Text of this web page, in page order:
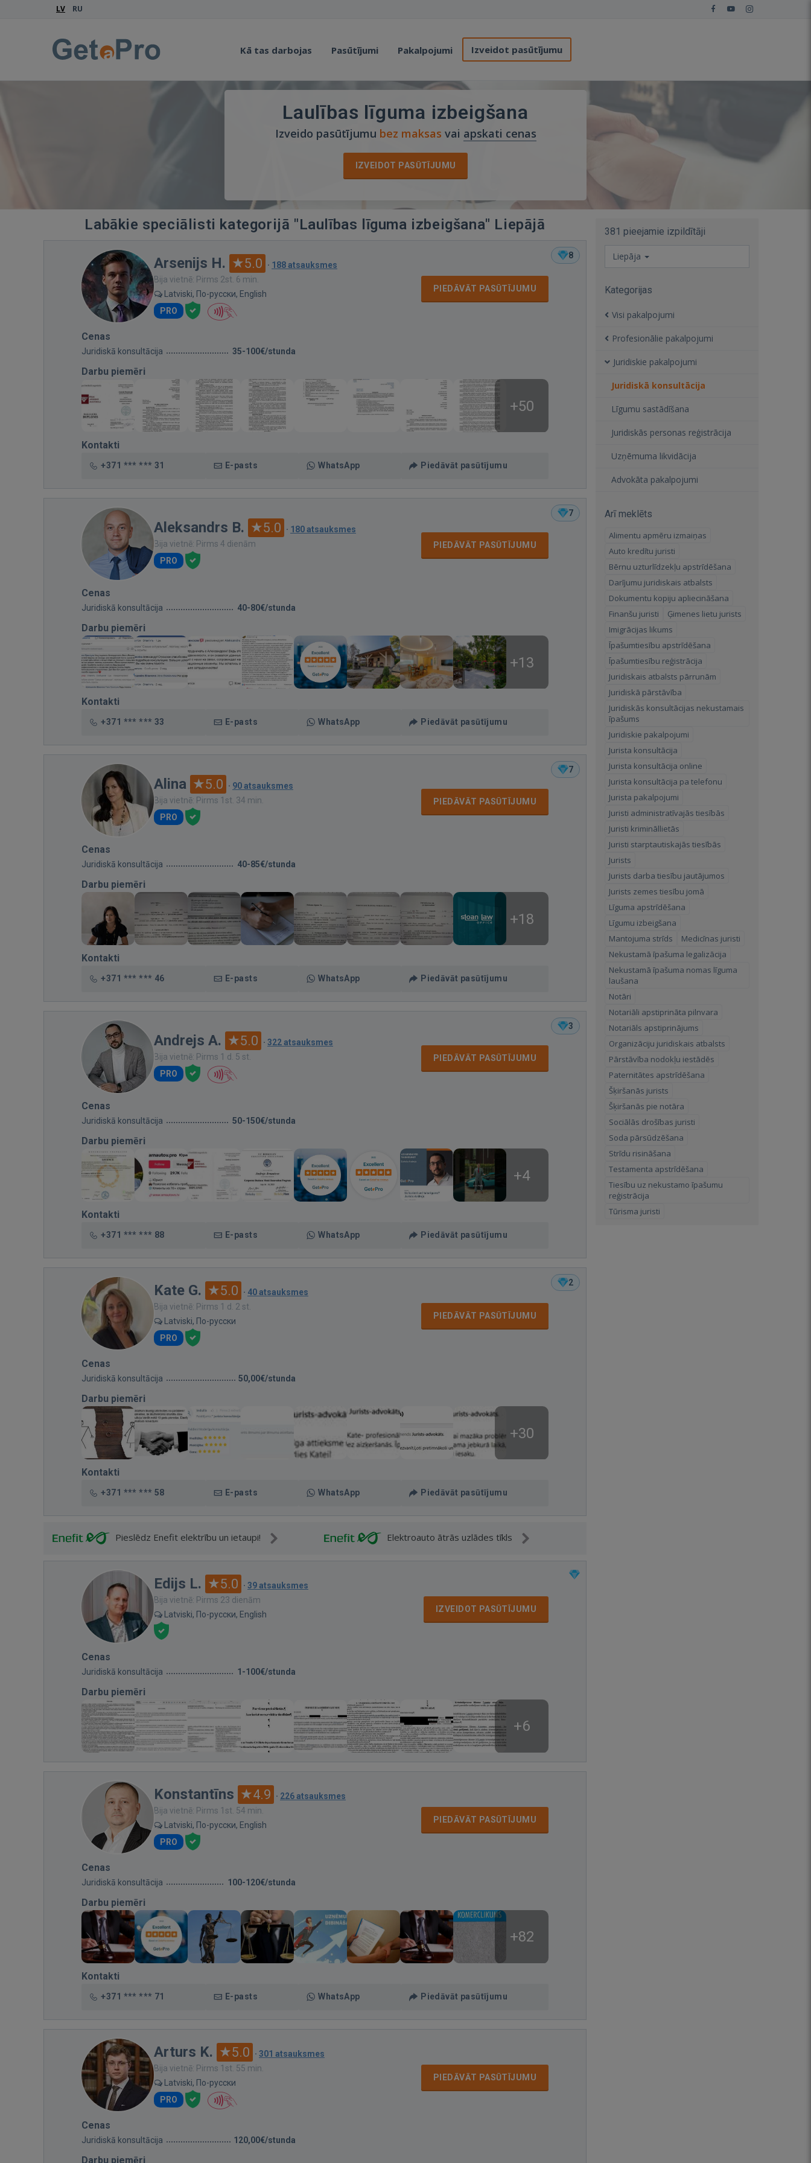
LV RU
Kā tas darbojas Pasūtījumi Pakalpojumi Izveidot pasūtījumu
Laulības līguma izbeigšana
Izveido pasūtījumu bez maksas vai apskati cenas
IZVEIDOT PASŪTĪJUMU
Labākie speciālisti kategorijā "Laulības līguma izbeigšana" Liepājā
8
Arsenijs H. 5.0 · 188 atsauksmes
Bija vietnē: Pirms 2st. 6 min.
Latviski, По-русски, English
PRO
PIEDĀVĀT PASŪTĪJUMU
Cenas
Juridiskā konsultācija 35-100€/stunda
Darbu piemēri
+50
Kontakti
+371 *** *** 31 E-pasts WhatsApp Piedāvāt pasūtījumu
7
Aleksandrs B. 5.0 · 180 atsauksmes
Bija vietnē: Pirms 4 dienām
PRO
PIEDĀVĀT PASŪTĪJUMU
Cenas
Juridiskā konsultācija 40-80€/stunda
Darbu piemēri
+13
Kontakti
+371 *** *** 33 E-pasts WhatsApp Piedāvāt pasūtījumu
7
Alina 5.0 · 90 atsauksmes
Bija vietnē: Pirms 1st. 34 min.
PRO
PIEDĀVĀT PASŪTĪJUMU
Cenas
Juridiskā konsultācija 40-85€/stunda
Darbu piemēri
+18
Kontakti
+371 *** *** 46 E-pasts WhatsApp Piedāvāt pasūtījumu
3
Andrejs A. 5.0 · 322 atsauksmes
Bija vietnē: Pirms 1 d. 5 st.
PRO
PIEDĀVĀT PASŪTĪJUMU
Cenas
Juridiskā konsultācija 50-150€/stunda
Darbu piemēri
+4
Kontakti
+371 *** *** 88 E-pasts WhatsApp Piedāvāt pasūtījumu
2
Kate G. 5.0 · 40 atsauksmes
Bija vietnē: Pirms 1 d. 2 st.
Latviski, По-русски
PRO
PIEDĀVĀT PASŪTĪJUMU
Cenas
Juridiskā konsultācija 50,00€/stunda
Darbu piemēri
+30
Kontakti
+371 *** *** 58 E-pasts WhatsApp Piedāvāt pasūtījumu
Pieslēdz Enefit elektrību un ietaupi! Elektroauto ātrās uzlādes tīkls
Edijs L. 5.0 · 39 atsauksmes
Bija vietnē: Pirms 23 dienām
Latviski, По-русски, English
IZVEIDOT PASŪTĪJUMU
Cenas
Juridiskā konsultācija 1-100€/stunda
Darbu piemēri
+6
Konstantīns 4.9 · 226 atsauksmes
Bija vietnē: Pirms 1st. 54 min.
Latviski, По-русски, English
PRO
PIEDĀVĀT PASŪTĪJUMU
Cenas
Juridiskā konsultācija 100-120€/stunda
Darbu piemēri
+82
Kontakti
+371 *** *** 71 E-pasts WhatsApp Piedāvāt pasūtījumu
Arturs K. 5.0 · 301 atsauksmes
Bija vietnē: Pirms 1st. 55 min.
Latviski, По-русски
PRO
PIEDĀVĀT PASŪTĪJUMU
Cenas
Juridiskā konsultācija 120,00€/stunda
Darbu piemēri
381 pieejamie izpildītāji
Liepāja
Kategorijas
Visi pakalpojumi
Profesionālie pakalpojumi
Juridiskie pakalpojumi
Juridiskā konsultācija
Līgumu sastādīšana
Juridiskās personas reģistrācija
Uzņēmuma likvidācija
Advokāta pakalpojumi
Arī meklēts
Alimentu apmēru izmaiņas
Auto kredītu juristi
Bērnu uzturlīdzekļu apstrīdēšana
Darījumu juridiskais atbalsts
Dokumentu kopiju apliecināšana
Finanšu juristi
Ģimenes lietu jurists
Imigrācijas likums
Īpašumtiesību apstrīdēšana
Īpašumtiesību reģistrācija
Juridiskais atbalsts pārrunām
Juridiskā pārstāvība
Juridiskās konsultācijas nekustamais
īpašums
Juridiskie pakalpojumi
Jurista konsultācija
Jurista konsultācija online
Jurista konsultācija pa telefonu
Jurista pakalpojumi
Juristi administratīvajās tiesībās
Juristi krimināllietās
Juristi starptautiskajās tiesībās
Jurists
Jurists darba tiesību jautājumos
Jurists zemes tiesību jomā
Līguma apstrīdēšana
Līgumu izbeigšana
Mantojuma strīds
Medicīnas juristi
Nekustamā īpašuma legalizācija
Nekustamā īpašuma nomas līguma
laušana
Notāri
Notariāli apstiprināta pilnvara
Notariāls apstiprinājums
Organizāciju juridiskais atbalsts
Pārstāvība nodokļu iestādēs
Paternitātes apstrīdēšana
Šķiršanās jurists
Šķiršanās pie notāra
Sociālās drošības juristi
Soda pārsūdzēšana
Strīdu risināšana
Testamenta apstrīdēšana
Tiesību uz nekustamo īpašumu
reģistrācija
Tūrisma juristi